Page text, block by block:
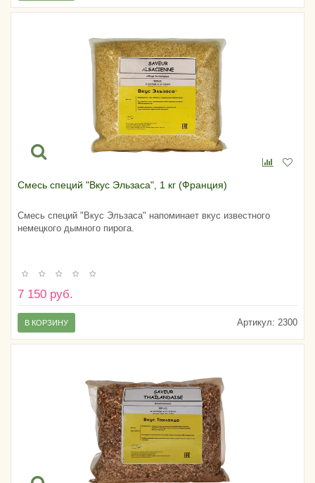
Смесь специй "Вкус Эльзаса", 1 кг (Франция)
Смесь специй "Вкус Эльзаса" напоминает вкус известного
немецкого дымного пирога.
7 150 руб.
Артикул: 2300
В КОРЗИНУ